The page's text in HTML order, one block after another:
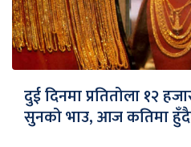
दुई दिनमा प्रतितोला १२
सुनको भाउ, आज कतिमा